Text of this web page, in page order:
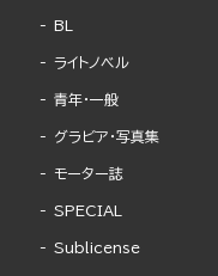
BL
ライトノベル
青年・一般
グラビア・写真集
モーター誌
SPECIAL
Sublicense